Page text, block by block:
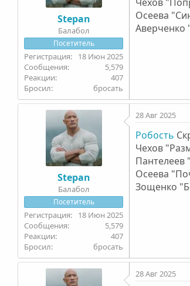
Stepan
Балабол
Посетитель
18 Июн 2025
5,579
407
Бросил
бросать
Осеева
Аверченко
Stepan
Балабол
Посетитель
18 Июн 2025
5,579
407
Бросил
бросать
28 Авг 2025
Робость
Чехов
Пантелеев
Осеева
Зощенко
28 Авг 2025